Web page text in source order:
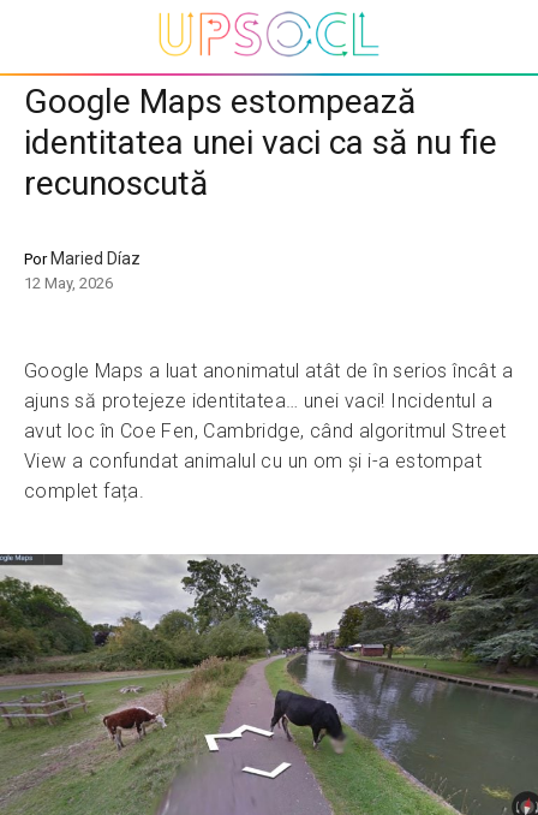
Google Maps estompează
identitatea unei vaci ca să nu fie
recunoscută
Por Maried Díaz
12 May, 2026
Google Maps a luat anonimatul atât de în serios încât a
ajuns să protejeze identitatea… unei vaci! Incidentul a
avut loc în Coe Fen, Cambridge, când algoritmul Street
View a confundat animalul cu un om și i-a estompat
complet fața.